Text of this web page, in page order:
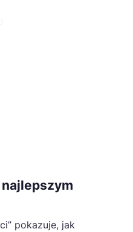
pokazuje, jak